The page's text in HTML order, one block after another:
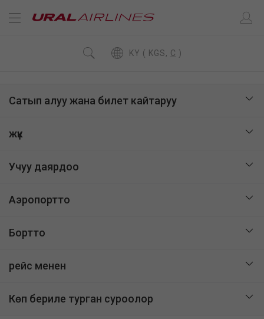
KY ( KGS, C )
Сатып алуу жана билет кайтаруу
жүк
Учуу даярдоо
Аэропортто
Бортто
рейс менен
Көп бериле турган суроолор